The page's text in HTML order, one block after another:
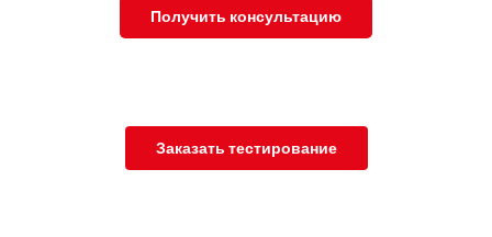
Получить консультацию
Заказать тестирование